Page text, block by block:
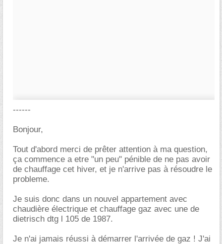
------
Bonjour,
Tout d'abord merci de prêter attention à ma question,
ça commence a etre "un peu" pénible de ne pas avoir
de chauffage cet hiver, et je n'arrive pas à résoudre le
probleme.
Je suis donc dans un nouvel appartement avec
chaudière électrique et chauffage gaz avec une de
dietrisch dtg l 105 de 1987.
Je n'ai jamais réussi à démarrer l'arrivée de gaz ! J'ai